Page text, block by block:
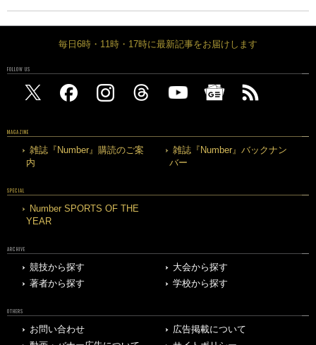
毎日6時・11時・17時に最新記事をお届けします
FOLLOW US
MAGAZINE
雑誌『Number』購読のご案
内
雑誌『Number』バックナン
バー
SPECIAL
Number SPORTS OF THE
YEAR
ARCHIVE
競技から探す
大会から探す
著者から探す
学校から探す
OTHERS
お問い合わせ
広告掲載について